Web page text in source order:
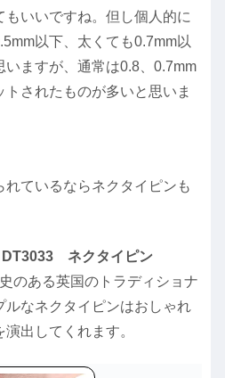
いいですね。但し個人的に
以下、太くても0.7mm以
ますが、通常は0.8、0.7mm
トされたものが多いと思いま
れているならネクタイピンも
DT3033 ネクタイピン
のある英国のトラディショナ
ルなネクタイピンはおしゃれ
出してくれます。